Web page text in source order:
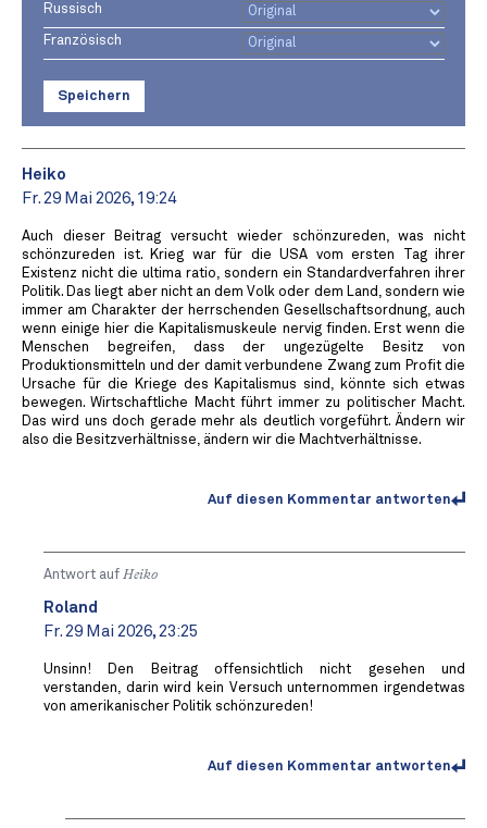
Russisch
Französisch
Speichern
Heiko
Fr. 29 Mai 2026, 19:24
Auch dieser Beitrag versucht wieder schönzureden, was nicht
schönzureden ist. Krieg war für die USA vom ersten Tag ihrer
Existenz nicht die ultima ratio, sondern ein Standardverfahren ihrer
Politik. Das liegt aber nicht an dem Volk oder dem Land, sondern wie
immer am Charakter der herrschenden Gesellschaftsordnung, auch
wenn einige hier die Kapitalismuskeule nervig finden. Erst wenn die
Menschen begreifen, dass der ungezügelte Besitz von
Produktionsmitteln und der damit verbundene Zwang zum Profit die
Ursache für die Kriege des Kapitalismus sind, könnte sich etwas
bewegen. Wirtschaftliche Macht führt immer zu politischer Macht.
Das wird uns doch gerade mehr als deutlich vorgeführt. Ändern wir
also die Besitzverhältnisse, ändern wir die Machtverhältnisse.
Auf diesen Kommentar antworten
Antwort auf Heiko
Roland
Fr. 29 Mai 2026, 23:25
Unsinn! Den Beitrag offensichtlich nicht gesehen und
verstanden, darin wird kein Versuch unternommen irgendetwas
von amerikanischer Politik schönzureden!
Auf diesen Kommentar antworten